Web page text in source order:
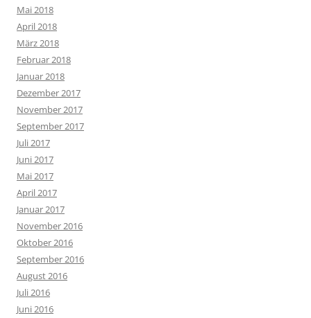
Mai 2018
April 2018
März 2018
Februar 2018
Januar 2018
Dezember 2017
November 2017
September 2017
Juli 2017
Juni 2017
Mai 2017
April 2017
Januar 2017
November 2016
Oktober 2016
September 2016
August 2016
Juli 2016
Juni 2016